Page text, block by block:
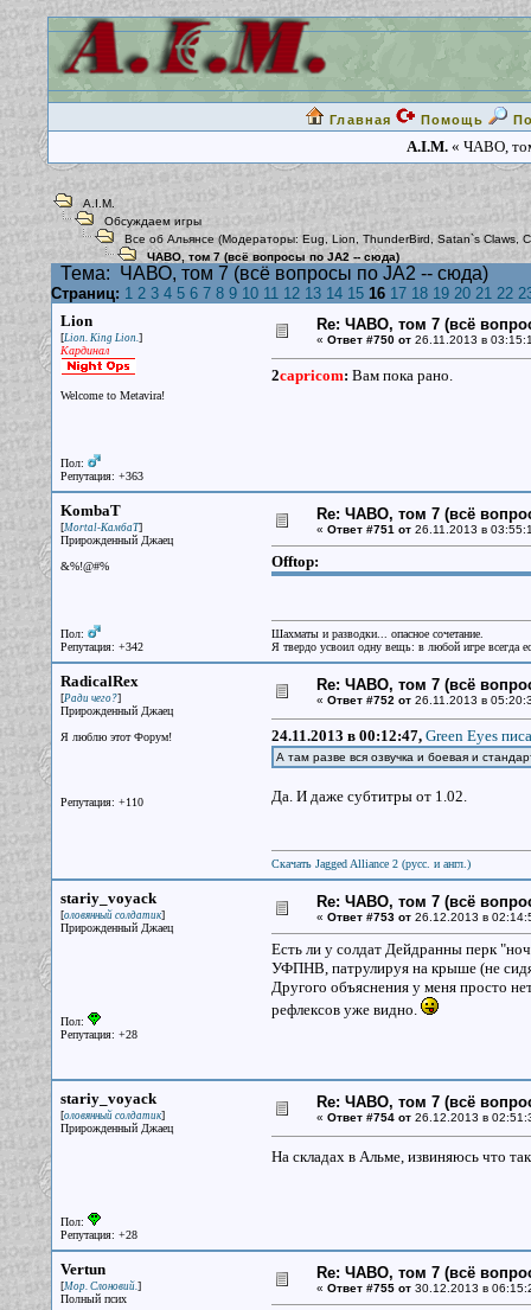
Главная Помощь
A.I.M. « ЧАВО,
A.I.M.
Обсуждаем игры
Все об Альянсе (Модераторы: Eug ,Lion ThunderBird Satan`s Claws,
ЧАВО, том 7 (всё вопросы по JA2 -- сюда)
Тема: ЧАВО, том 7 (всё вопросы по JA2 -- сюда)
Страниц: 1 2 3 4 5 6 7 8 9 10 11 12 13 14 15 16 17 18 19 20 21 22
Lion
[Lion. King Lion.]
Кардинал
Welcome to Metavira!
Пол:
Репутация: +363
Re: ЧАВО, том 7 (всё
« Ответ #750 от26.11.2013 в
2capricom: Вам пока рано.
KombaT
[Mortal-КамбаТ]
Прирожденный Джаец
&%!@#%
Пол:
Репутация: +342
Re: ЧАВО, том 7 (всё
« Ответ #751 от26.11.2013 в
Offtop:
Шахматы и разводки... опасное сочетание.
Я твердо усвоил одну вещь: в любой игре всегда
RadicalRex
[Ради чего?]
Прирожденный Джаец
Я люблю этот Форум!
Репутация: +110
Re: ЧАВО, том 7 (всё
« Ответ #752 от26.11.2013 в
24.11.2013 в 00:12:47, Green Eyes
А там разве вся озвучка и боевая и
Да. И даже субтитры от 1.02.
Скачать Jagged Alliance 2 (русс. и англ.)
stariy_voyack
[оловянный солдатик]
Прирожденный Джаец
Пол:
Репутация: +28
Re: ЧАВО, том 7 (всё
« Ответ #753 от26.12.2013 в
Есть ли у солдат Дейдранны перк
УФПНВ, патрулируя на крыше (не
Другого объяснения у меня просто
рефлексов уже видно.
stariy_voyack
[оловянный солдатик]
Прирожденный Джаец
Пол:
Репутация: +28
Re: ЧАВО, том 7 (всё
« Ответ #754 от26.12.2013 в
На складах в Альме, извиняюсь что
Vertun
[Мор. Слоновий.]
Полный псих
Re: ЧАВО, том 7 (всё
« Ответ #755 от30.12.2013 в